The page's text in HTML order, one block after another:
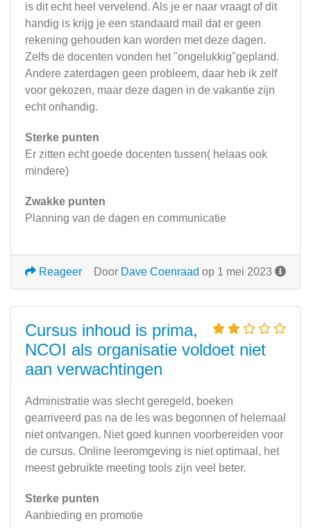
is dit echt heel vervelend. Als je er naar vraagt of dit
handig is krijg je een standaard mail dat er geen
rekening gehouden kan worden met deze dagen.
Zelfs de docenten vonden het "ongelukkig"gepland.
Andere zaterdagen geen probleem, daar heb ik zelf
voor gekozen, maar deze dagen in de vakantie zijn
echt onhandig.
Sterke punten
Er zitten echt goede docenten tussen( helaas ook
mindere)
Zwakke punten
Planning van de dagen en communicatie
Door Dave Coenraad op 1 mei 2023
Reageer
Cursus inhoud is prima,
NCOI als organisatie voldoet niet
aan verwachtingen
Administratie was slecht geregeld, boeken
gearriveerd pas na de les was begonnen of helemaal
niet ontvangen. Niet goed kunnen voorbereiden voor
de cursus. Online leeromgeving is niet optimaal, het
meest gebruikte meeting tools zijn veel beter.
Sterke punten
Aanbieding en promotie